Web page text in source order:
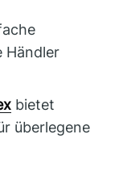
Händler
bietet
überlegene